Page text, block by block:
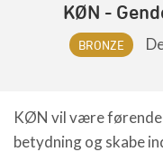
KØN -
BRONZE
KØN vil være førende
betydning og skabe